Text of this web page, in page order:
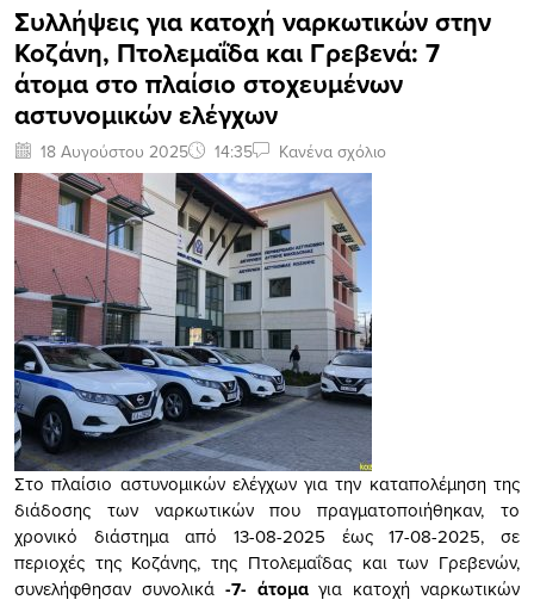
Συλλήψεις για κατοχή ναρκωτικών στην
Κοζάνη, Πτολεμαΐδα και Γρεβενά: 7
άτομα στο πλαίσιο στοχευμένων
αστυνομικών ελέγχων
18 Αυγούστου 2025 14:35 Κανένα σχόλιο
Στο πλαίσιο αστυνομικών ελέγχων για την καταπολέμηση της
διάδοσης των ναρκωτικών που πραγματοποιήθηκαν, το
χρονικό διάστημα από 13-08-2025 έως 17-08-2025, σε
περιοχές της Κοζάνης, της Πτολεμαΐδας και των Γρεβενών,
συνελήφθησαν συνολικά -7- άτομαγια κατοχή ναρκωτικών